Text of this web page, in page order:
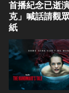
首播紀念已逝
克」喊話請觀
紙